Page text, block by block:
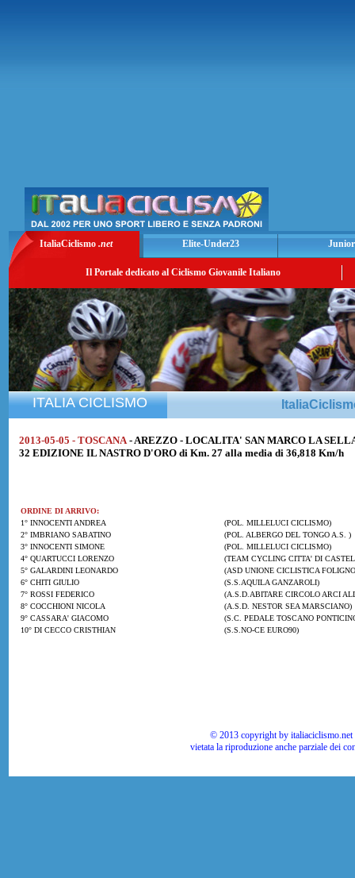
ItaliaCiclismo .net Elite-Under23
Il Portale dedicato al Ciclismo Giovanile Italiano
ITALIA CICLISMO
2013-05-05 - TOSCANA - AREZZO - LOCALITA' SAN MARCO LA
32 EDIZIONE IL NASTRO D'ORO di Km. 27 alla media di 36,818 Km/h
ORDINE DI ARRIVO:
1° INNOCENTI ANDREA
(POL. MILLELUCI CICLISMO)
2° IMBRIANO SABATINO
(POL. ALBERGO DEL TONGO A.S. )
3° INNOCENTI SIMONE
(POL. MILLELUCI CICLISMO)
4° QUARTUCCI LORENZO
(TEAM CYCLING CITTA' DI
5° GALARDINI LEONARDO
(ASD UNIONE CICLISTICA
6° CHITI GIULIO
(S.S.AQUILA GANZAROLI)
7° ROSSI FEDERICO
(A.S.D.ABITARE CIRCOLO ARCI
8° COCCHIONI NICOLA
(A.S.D. NESTOR SEA MARSCIANO)
9° CASSARA' GIACOMO
(S.C. PEDALE TOSCANO
10° DI CECCO CRISTHIAN
(S.S.NO-CE EURO90)
© 2013 copyright by
vietata la riproduzione anche parziale dei